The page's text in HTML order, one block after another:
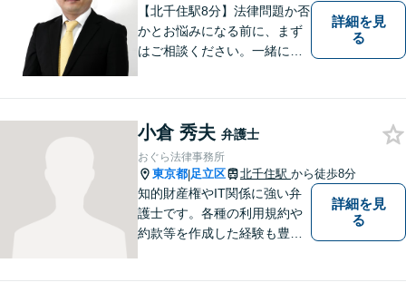
相談】
【北千住駅8分】法律問題か否
かとお悩みになる前に、まず
はご相談ください。一緒に考
詳細を見
る
小倉 秀夫 弁護士
おぐら法律事務所
東京都|足立区 北千住駅 から徒歩8分
知的財産権やIT関係に強い弁
護士です。各種の利用規約や
約款等を作成した経験も豊富
詳細を見
る